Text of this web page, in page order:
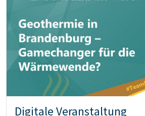
Digitale Veranstaltung